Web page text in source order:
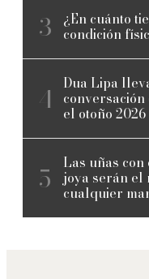
¿En cuánto
condición
Dua Lipa
el otoño 2026
Las uñas
joya serán
cualquier